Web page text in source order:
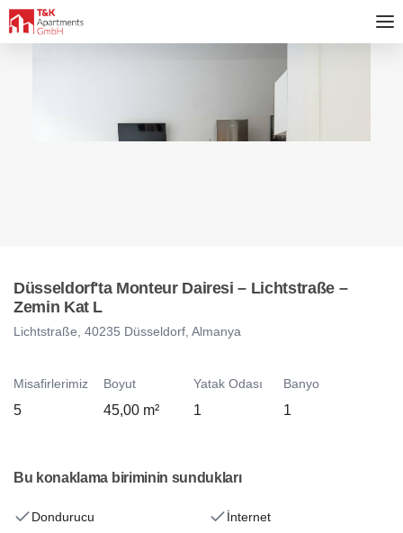
Düsseldorf'ta Monteur Dairesi – Lichtstraße –
Zemin Kat L
Lichtstraße, 40235 Düsseldorf, Almanya
Misafirlerimiz
5
Boyut
45,00 m²
Yatak Odası
1
Banyo
1
Bu konaklama biriminin sundukları
Dondurucu İnternet